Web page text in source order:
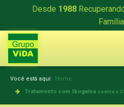
Desde 1988
Você está aqui: Home
Tratamento com Ibogaína contra o